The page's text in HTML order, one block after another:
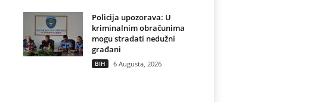
Policija upozorava: U
kriminalnim obračunima
mogu stradati nedužni
građani
BIH 6 Augusta, 2026